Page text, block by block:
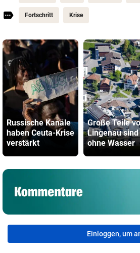
Fortschritt Krise
Russische Kanäle
haben Ceuta-Krise
verstärkt
Große Teile
Lingenau sind
ohne Wasser
Einloggen, um